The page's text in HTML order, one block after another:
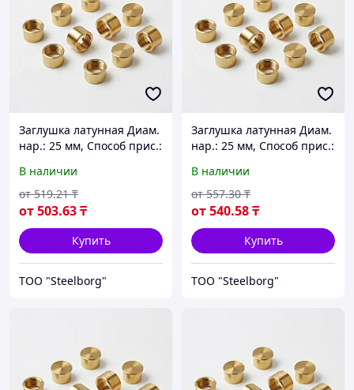
Заглушка латунная Диам.
нар.: 25 мм, Способ прис.:
В наличии
от503.63₸
от 519.21 ₸
Купить
ТОО "Steelborg"
Заглушка латунная Диам.
нар.: 25 мм, Способ прис.:
В наличии
от540.58₸
от 557.30 ₸
Купить
ТОО "Steelborg"